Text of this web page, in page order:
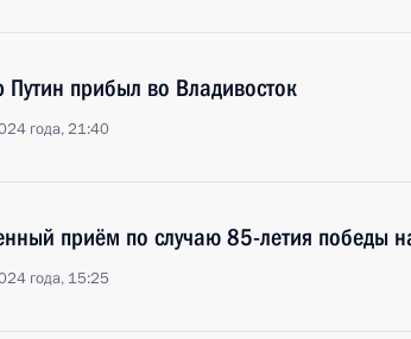
прибыл во Владивосток
года, 21:40
приём по случаю 85-летия победы
года, 15:25